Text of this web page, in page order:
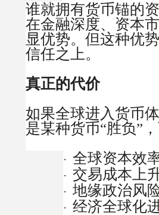
谁就拥有货币锚的资
在金融深度、资本
显优势。但这种优
信任之上。
真正的代价
如果全球进入货币
是某种货币“胜负”，
· 全球资本效
· 交易成本上
· 地缘政治风
· 经济全球化